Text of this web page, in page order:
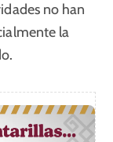
no han
la